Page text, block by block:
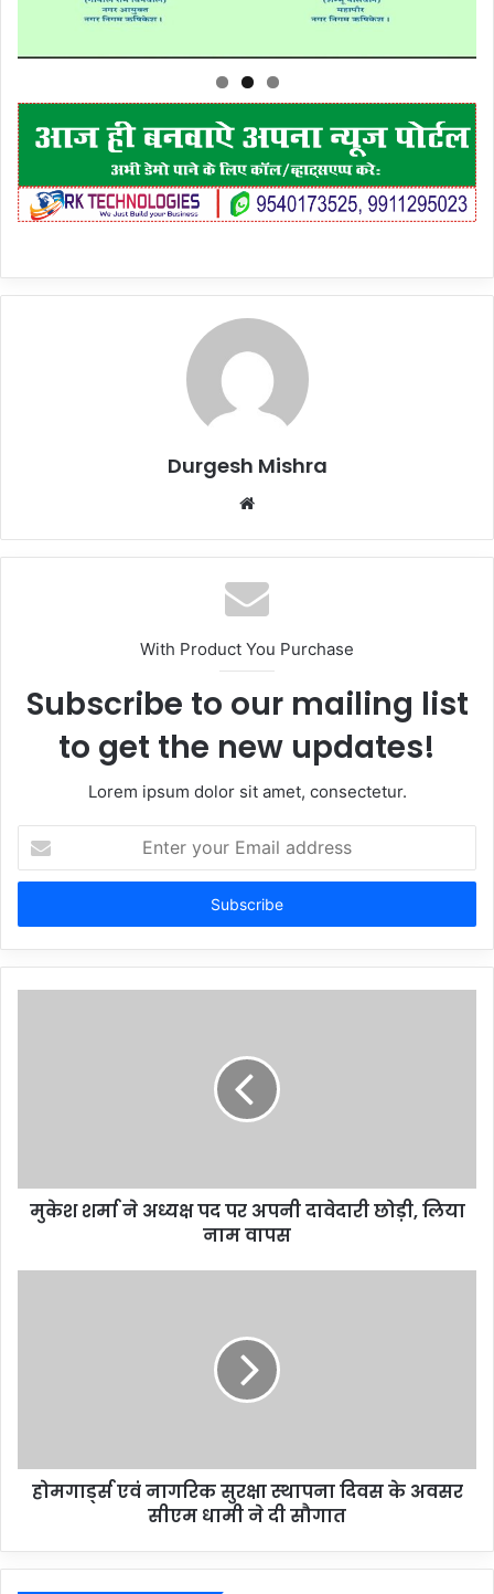
Durgesh Mishra
Website
With Product You Purchase
Subscribe to our mailing list
to get the new updates!
Lorem ipsum dolor sit amet, consectetur.
Enter
your
Email
मुकेश शर्मा ने अध्यक्ष पद पर अपनी दावेदारी छोड़ी, लिया
नाम वापस
होमगार्ड्स एवं नागरिक सुरक्षा स्थापना दिवस के अवसर
सीएम धामी ने दी सौगात